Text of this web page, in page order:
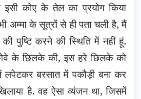
कोए के तेल का प्रयोग किया
अम्मा के सूत्रों से ही पता चली है, मैं
पुष्टि करने की स्थिति में नहीं हूं.
के छिलके की, इस हरे छिलके को
बरसात में पकौड़ी बना कर
है. वह ऐसा व्यंजन था, जिसमें